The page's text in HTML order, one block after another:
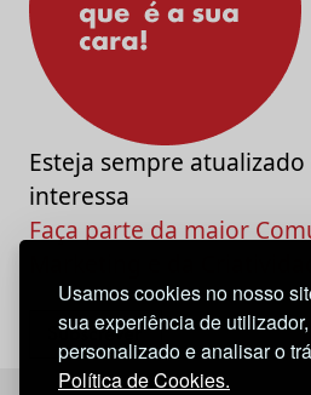
Usamos cookies no nosso
sua experiência de
personalizado e analisar o
Política de Cookies.
Esteja sempre
interessa
Faça parte da maior